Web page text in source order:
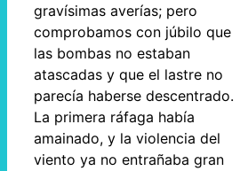
gravísimas averías; pero
comprobamos con júbilo que
las bombas no estaban
atascadas y que el lastre no
parecía haberse descentrado.
La primera ráfaga había
amainado, y la violencia del
viento ya no entrañaba gran